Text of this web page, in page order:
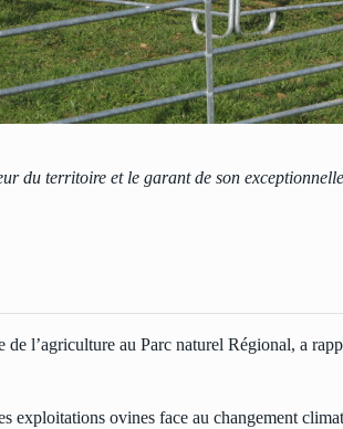
du territoire et le garant de son
l’agriculture au Parc naturel Régional, a
exploitations ovines face au changement